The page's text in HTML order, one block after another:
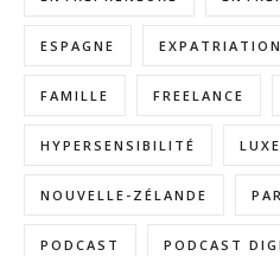
ESPAGNE EXPATRIATION
FAMILLE FREELANCE
HYPERSENSIBILITÉ LUXE
NOUVELLE-ZÉLANDE
PODCAST PODCAST